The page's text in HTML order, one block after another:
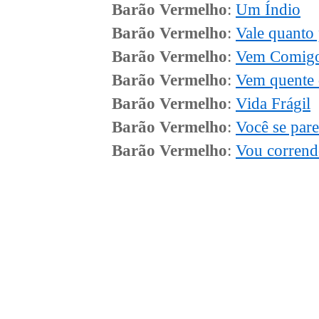
Barão Vermelho: Um Índio
Barão Vermelho: Vale quanto
Barão Vermelho: Vem
Barão Vermelho: Vem
Barão Vermelho: Vida Frágil
Barão Vermelho: Você se
Barão Vermelho: Vou